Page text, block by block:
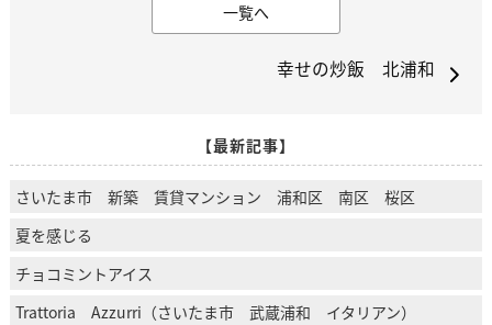
一覧へ
幸せの炒飯 北浦和
【最新記事】
さいたま市 新築 賃貸マンション 浦和区 南区 桜区
夏を感じる
チョコミントアイス
Trattoria Azzurri（さいたま市 武蔵浦和 イタリアン）